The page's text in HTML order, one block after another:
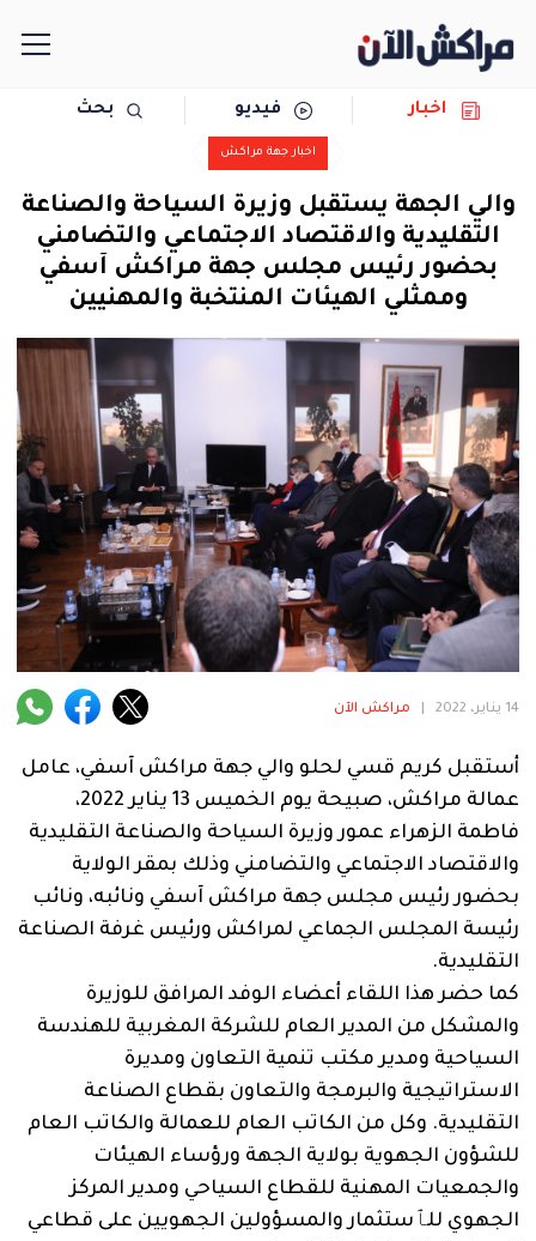
سياسة
رياضة
حوادث
دولية
المرأة
فنية
منوعة
آراء
اخبار فيديو بحث
اخبار جهة مراكش
والي الجهة يستقبل وزيرة السياحة والصناعة
التقليدية والاقتصاد الاجتماعي والتضامني
بحضور رئيس مجلس جهة مراكش آسفي
وممثلي الهيئات المنتخبة والمهنيين
14 يناير، 2022 مراكش الآن
أستقبل كريم قسي لحلو والي جهة مراكش آسفي، عامل
عمالة مراكش، صبيحة يوم الخميس 13 يناير 2022،
فاطمة الزهراء عمور وزيرة السياحة والصناعة التقليدية
والاقتصاد الاجتماعي والتضامني وذلك بمقر الولاية
بحضور رئيس مجلس جهة مراكش آسفي ونائبه، ونائب
رئيسة المجلس الجماعي لمراكش ورئيس غرفة الصناعة
التقليدية.
كما حضر هذا اللقاء أعضاء الوفد المرافق للوزيرة
والمشكل من المدير العام للشركة المغربية للهندسة
السياحية ومدير مكتب تنمية التعاون ومديرة
الاستراتيجية والبرمجة والتعاون بقطاع الصناعة
التقليدية. وكل من الكاتب العام للعمالة والكاتب العام
للشؤون الجهوية بولاية الجهة ورؤساء الهيئات
والجمعيات المهنية للقطاع السياحي ومدير المركز
الجهوي للٱستثمار والمسؤولين الجهويين على قطاعي